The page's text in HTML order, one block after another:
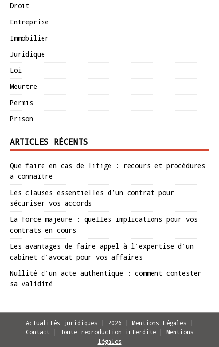
Droit
Entreprise
Immobilier
Juridique
Loi
Meurtre
Permis
Prison
ARTICLES RÉCENTS
Que faire en cas de litige : recours et procédures
à connaître
Les clauses essentielles d’un contrat pour
sécuriser vos accords
La force majeure : quelles implications pour vos
contrats en cours
Les avantages de faire appel à l’expertise d’un
cabinet d’avocat pour vos affaires
Nullité d’un acte authentique : comment contester
sa validité
Actualités juridiques | 2026 | Mentions Légales |
Contact | Toute reproduction interdite | Mentions
légales